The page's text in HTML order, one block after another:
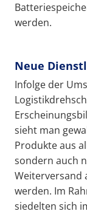
werden.
Neue
Infolge der
sieht man
Produkte aus
sondern auch
Weiterversand
werden. Im
siedelten sich